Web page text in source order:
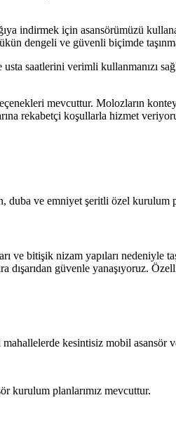
indirmek için asansörümüzü
dengeli ve güvenli biçimde
saatlerini verimli kullanmanızı
mevcuttur. Molozların
rekabetçi koşullarla hizmet
duba ve emniyet şeritli özel kurulum
bitişik nizam yapıları nedeniyle
güvenle yanaşıyoruz.
kesintisiz mobil asansör
kurulum planlarımız mevcuttur.